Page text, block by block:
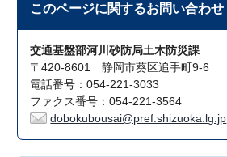
このページに関するお問い合わせ
交通基盤部河川砂防局土木防災課
〒420-8601 静岡市葵区追手町9-6
電話番号：054-221-3033
ファクス番号：054-221-3564
dobokubousai@pref.shizuoka.lg.jp